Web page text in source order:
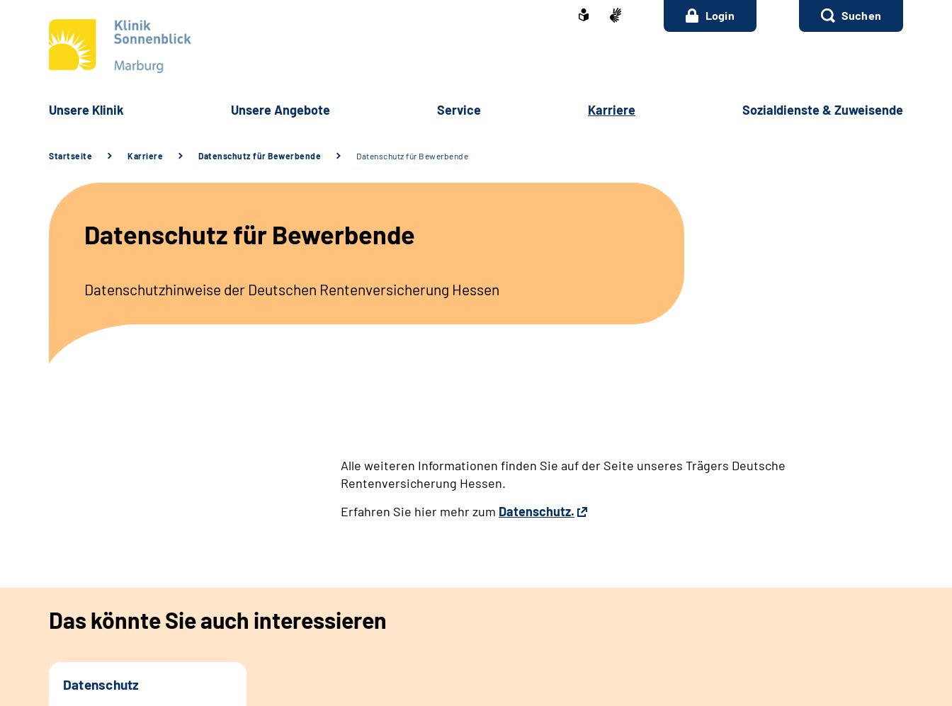
Login Suchen
Unsere Klinik Unsere Angebote Service Karriere Sozialdienste & Zuweisende
Startseite Karriere Datenschutz für Bewerbende Datenschutz für Bewerbende
Datenschutz für Bewerbende
Datenschutzhinweise der Deutschen Rentenversicherung Hessen
Alle weiteren Informationen finden Sie auf der Seite unseres Trägers Deutsche
Rentenversicherung Hessen.
Erfahren Sie hier mehr zum Datenschutz.
Das könnte Sie auch interessieren
Datenschutz